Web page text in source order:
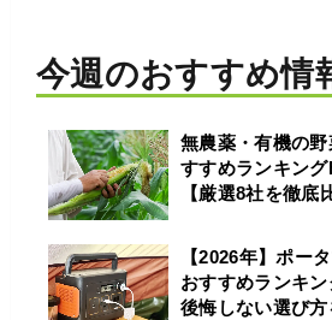
今週のおすすめ情
無農薬・有機の
すすめランキング
【厳選8社を徹底
【2026年】ポー
おすすめランキ
後悔しない選び